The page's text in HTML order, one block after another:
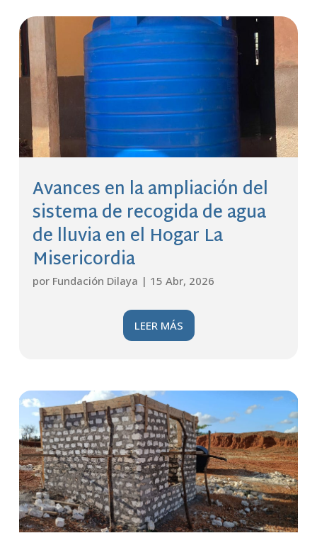
Avances en la ampliación del
sistema de recogida de agua
de lluvia en el Hogar La
Misericordia
por Fundación Dilaya | 15 Abr, 2026
LEER MÁS